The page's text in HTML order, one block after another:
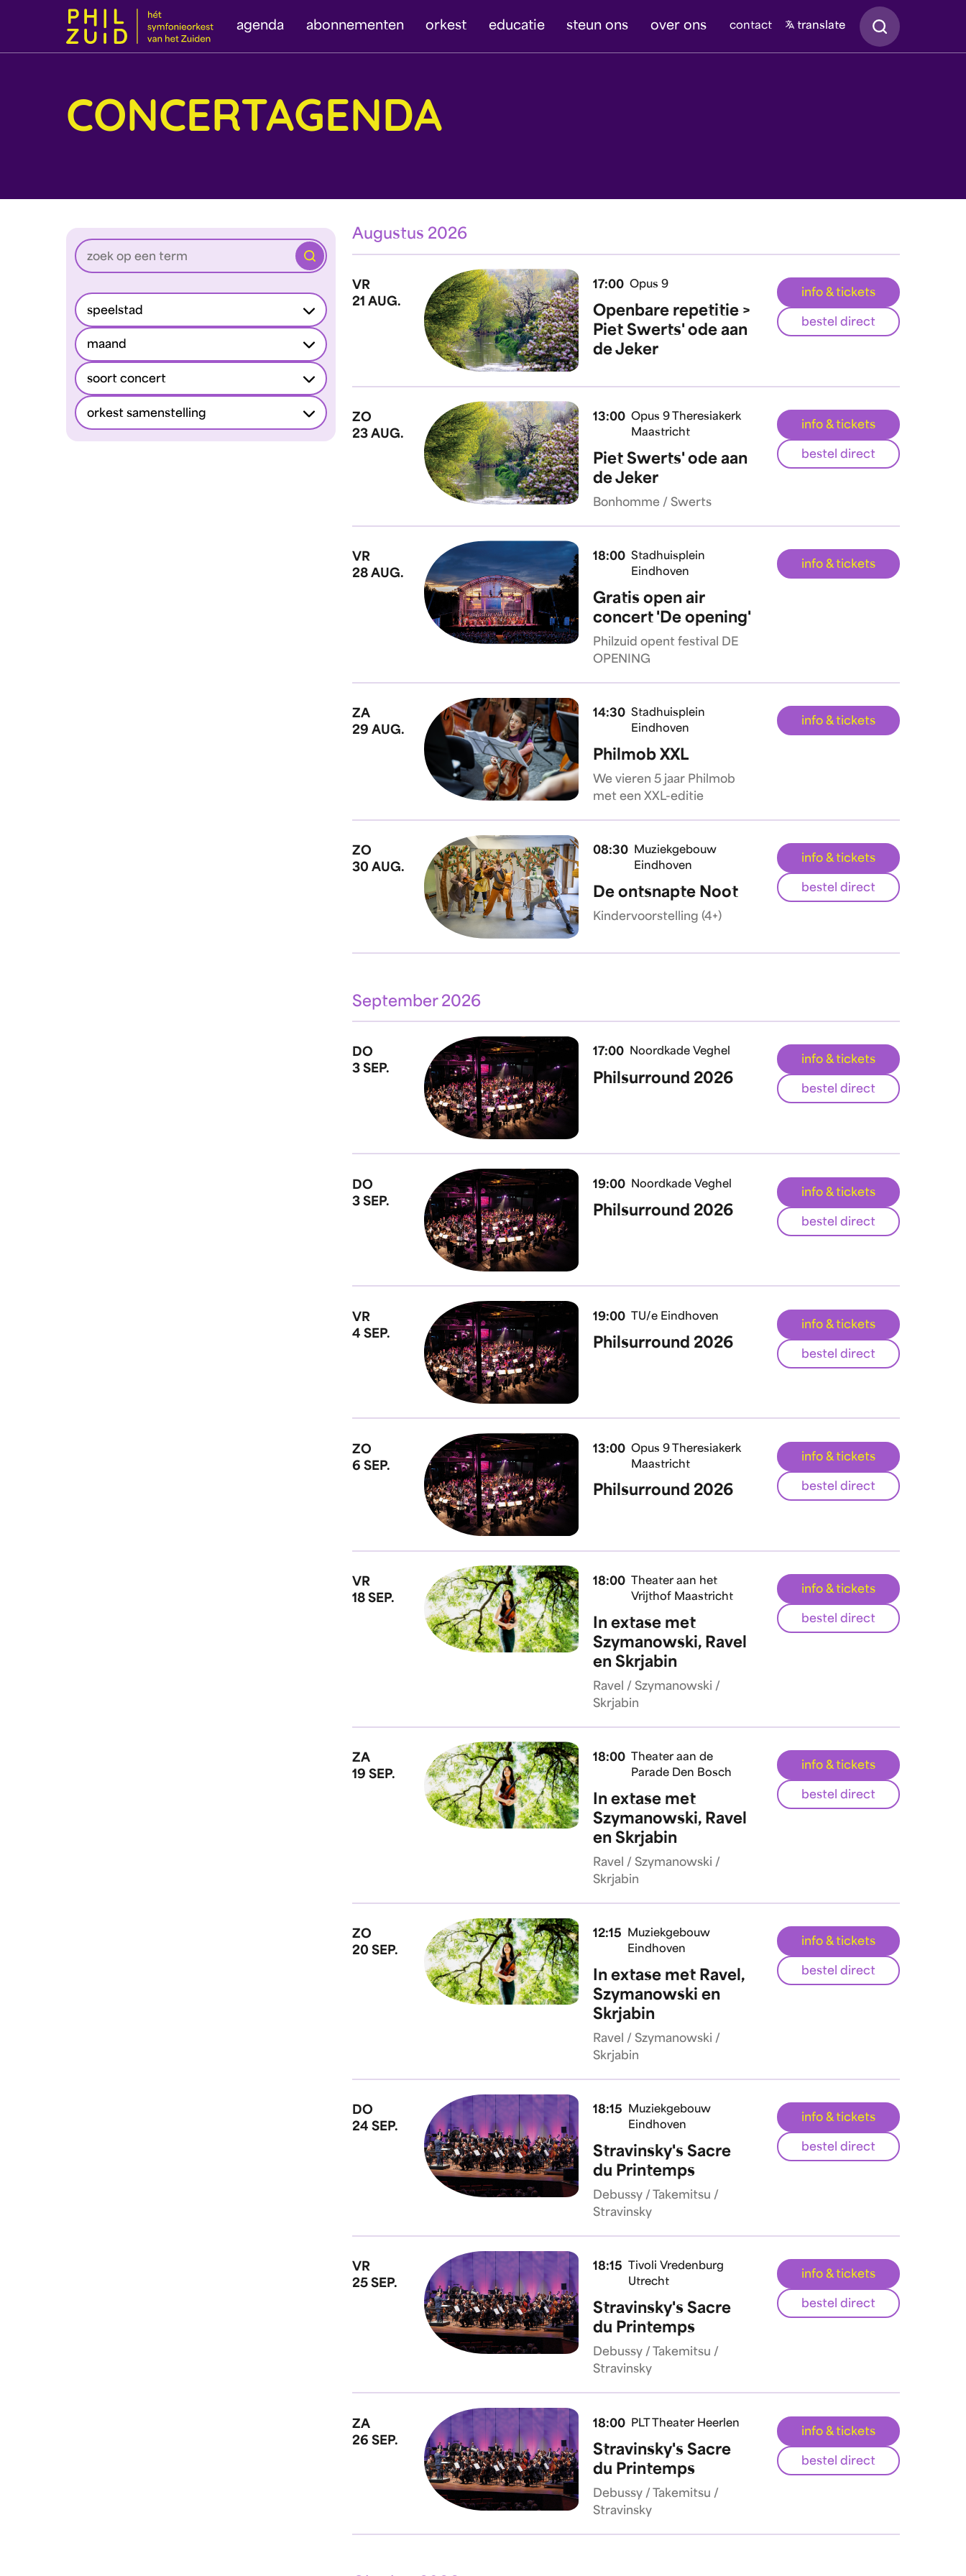
agenda abonnementen orkest educatie steun ons over ons contact translate
Zoeken
CONCERTAGENDA
Zoeken
speelstad
maand
soort concert
orkest samenstelling
Augustus 2026
VR
21 AUG.
17:00 Opus 9
Openbare repetitie >
Piet Swerts' ode aan
de Jeker
info & tickets
bestel direct
ZO
23 AUG.
13:00 Opus 9 Theresiakerk
Maastricht
Piet Swerts' ode aan
de Jeker
Bonhomme / Swerts
info & tickets
bestel direct
VR
28 AUG.
18:00 Stadhuisplein
Eindhoven
Gratis open air
concert 'De opening'
Philzuid opent festival DE
OPENING
info & tickets
ZA
29 AUG.
14:30 Stadhuisplein
Eindhoven
Philmob XXL
We vieren 5 jaar Philmob
met een XXL-editie
info & tickets
ZO
30 AUG.
08:30
Muziekgebouw
Eindhoven
De ontsnapte Noot
Kindervoorstelling (4+)
info & tickets
bestel direct
September 2026
DO
3 SEP.
17:00 Noordkade Veghel
Philsurround 2026
info & tickets
bestel direct
DO
3 SEP.
19:00 Noordkade Veghel
Philsurround 2026
info & tickets
bestel direct
VR
4 SEP.
19:00 TU/e Eindhoven
Philsurround 2026
info & tickets
bestel direct
ZO
6 SEP.
13:00 Opus 9 Theresiakerk
Maastricht
Philsurround 2026
info & tickets
bestel direct
VR
18 SEP.
18:00
Theater aan het
Vrijthof Maastricht
In extase met
Szymanowski, Ravel
en Skrjabin
Ravel / Szymanowski /
Skrjabin
info & tickets
bestel direct
ZA
19 SEP.
18:00
Theater aan de
Parade Den Bosch
In extase met
Szymanowski, Ravel
en Skrjabin
Ravel / Szymanowski /
Skrjabin
info & tickets
bestel direct
ZO
20 SEP.
12:15
Muziekgebouw
Eindhoven
In extase met Ravel,
Szymanowski en
Skrjabin
Ravel / Szymanowski /
Skrjabin
info & tickets
bestel direct
DO
24 SEP.
18:15
Muziekgebouw
Eindhoven
Stravinsky's Sacre
du Printemps
Debussy / Takemitsu /
Stravinsky
info & tickets
bestel direct
VR
25 SEP.
18:15
Tivoli Vredenburg
Utrecht
Stravinsky's Sacre
du Printemps
Debussy / Takemitsu /
Stravinsky
info & tickets
bestel direct
ZA
26 SEP.
18:00 PLT Theater Heerlen
Stravinsky's Sacre
du Printemps
Debussy / Takemitsu /
Stravinsky
info & tickets
bestel direct